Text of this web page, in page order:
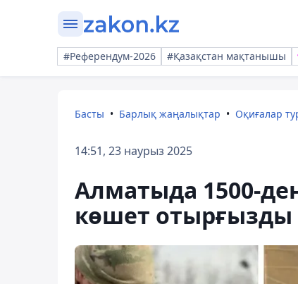
#Референдум-2026 #Қазақстан мақтанышы
Басты Барлық жаңалықтар Оқиғалар
14:51, 23 наурыз 2025
Алматыда 1500-
көшет отырғызды